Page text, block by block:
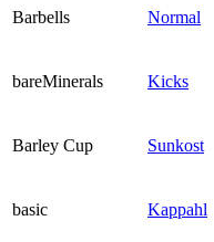
Barbells Normal
bareMinerals Kicks
Barley Cup Sunkost
basic Kappahl